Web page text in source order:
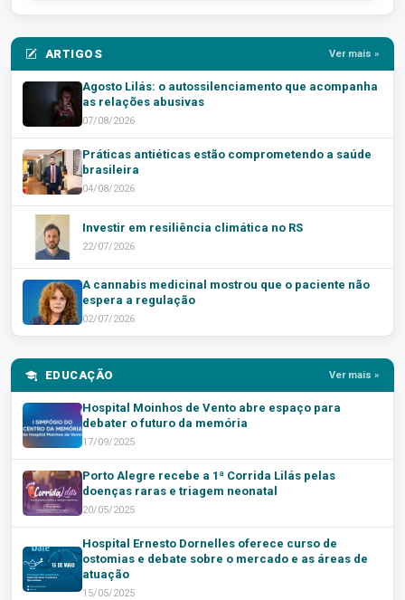
ARTIGOS Ver mais »
Agosto Lilás: o autossilenciamento que acompanha
as relações abusivas
07/08/2026
Práticas antiéticas estão comprometendo a saúde
brasileira
04/08/2026
Investir em resiliência climática no RS
22/07/2026
A cannabis medicinal mostrou que o paciente não
espera a regulação
02/07/2026
EDUCAÇÃO Ver mais »
Hospital Moinhos de Vento abre espaço para
debater o futuro da memória
17/09/2025
Porto Alegre recebe a 1ª Corrida Lilás pelas
doenças raras e triagem neonatal
20/05/2025
Hospital Ernesto Dornelles oferece curso de
ostomias e debate sobre o mercado e as áreas de
atuação
15/05/2025